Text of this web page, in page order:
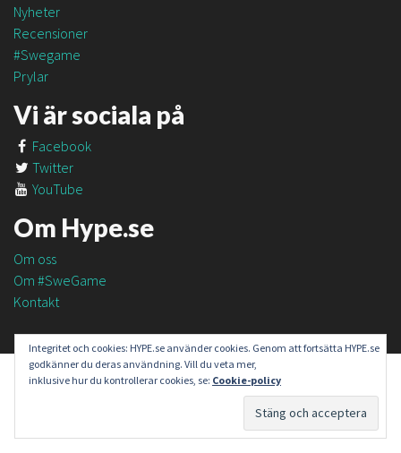
Nyheter
Recensioner
#Swegame
Prylar
Vi är sociala på
Facebook
Twitter
YouTube
Om Hype.se
Om oss
Om #SweGame
Kontakt
Integritet och cookies: HYPE.se använder cookies. Genom att fortsätta HYPE.se
godkänner du deras användning. Vill du veta mer,
inklusive hur du kontrollerar cookies, se: Cookie-policy